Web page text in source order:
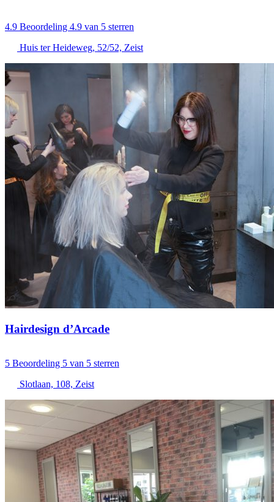
4.9 Beoordeling 4.9 van 5 sterren
Huis ter Heideweg, 52/52, Zeist
Hairdesign d’Arcade
5 Beoordeling 5 van 5 sterren
Slotlaan, 108, Zeist